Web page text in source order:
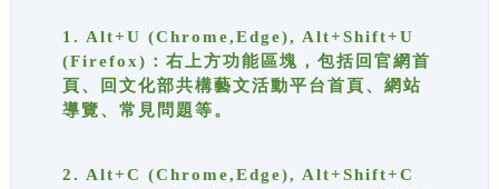
1. Alt+U (Chrome,Edge), Alt+Shift+U
(Firefox)：右上方功能區塊，包括回官網首
頁、回文化部共構藝文活動平台首頁、網站
導覽、常見問題等。
2. Alt+C (Chrome,Edge), Alt+Shift+C